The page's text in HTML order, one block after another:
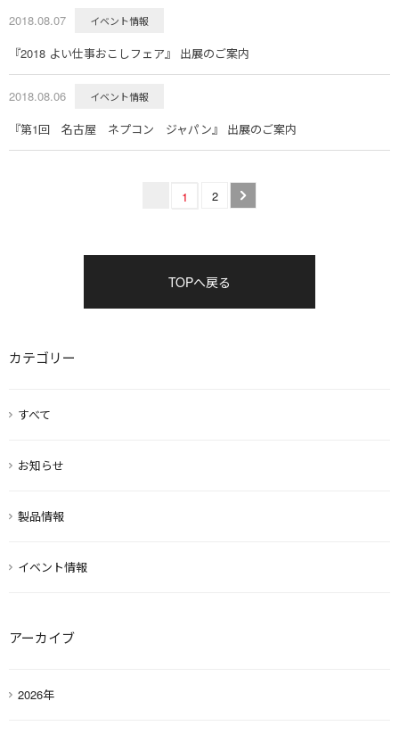
カテゴリー
すべて
お知らせ
製品情報
イベント情報
アーカイブ
2026年
2018.08.07 イベント情報
『2018 よい仕事おこしフェア』 出展のご案内
2018.08.06 イベント情報
『第1回 名古屋 ネプコン ジャパン』 出展のご案内
1 2
TOPへ戻る